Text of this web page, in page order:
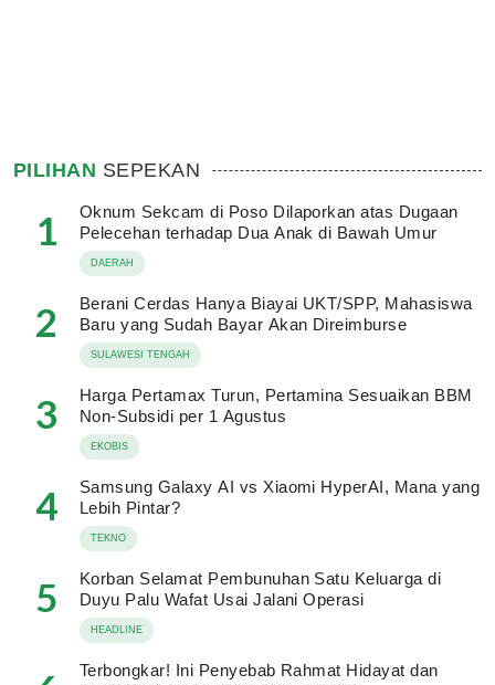
PILIHAN SEPEKAN
1
Oknum Sekcam di Poso Dilaporkan atas Dugaan
Pelecehan terhadap Dua Anak di Bawah Umur
DAERAH
2
Berani Cerdas Hanya Biayai UKT/SPP, Mahasiswa
Baru yang Sudah Bayar Akan Direimburse
SULAWESI TENGAH
3
Harga Pertamax Turun, Pertamina Sesuaikan BBM
Non-Subsidi per 1 Agustus
EKOBIS
4
Samsung Galaxy AI vs Xiaomi HyperAI, Mana yang
Lebih Pintar?
TEKNO
5
Korban Selamat Pembunuhan Satu Keluarga di
Duyu Palu Wafat Usai Jalani Operasi
HEADLINE
Terbongkar! Ini Penyebab Rahmat Hidayat dan